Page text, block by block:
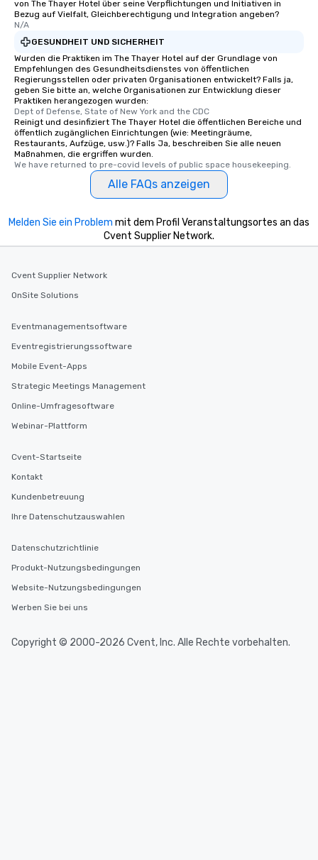
von The Thayer Hotel über seine Verpflichtungen und Initiativen in
Bezug auf Vielfalt, Gleichberechtigung und Integration angeben?
N/A
GESUNDHEIT UND SICHERHEIT
Wurden die Praktiken im The Thayer Hotel auf der Grundlage von
Empfehlungen des Gesundheitsdienstes von öffentlichen
Regierungsstellen oder privaten Organisationen entwickelt? Falls ja,
geben Sie bitte an, welche Organisationen zur Entwicklung dieser
Praktiken herangezogen wurden:
Dept of Defense, State of New York and the CDC
Reinigt und desinfiziert The Thayer Hotel die öffentlichen Bereiche und
öffentlich zugänglichen Einrichtungen (wie: Meetingräume,
Restaurants, Aufzüge, usw.)? Falls Ja, beschreiben Sie alle neuen
Maßnahmen, die ergriffen wurden.
We have returned to pre-covid levels of public space housekeeping.
Alle FAQs anzeigen
Melden Sie ein Problem mit dem Profil Veranstaltungsortes an das
Cvent Supplier Network.
Cvent Supplier Network
OnSite Solutions
Eventmanagementsoftware
Eventregistrierungssoftware
Mobile Event-Apps
Strategic Meetings Management
Online-Umfragesoftware
Webinar-Plattform
Cvent-Startseite
Kontakt
Kundenbetreuung
Ihre Datenschutzauswahlen
Datenschutzrichtlinie
Produkt-Nutzungsbedingungen
Website-Nutzungsbedingungen
Werben Sie bei uns
Copyright © 2000-2026 Cvent, Inc. Alle Rechte vorbehalten.